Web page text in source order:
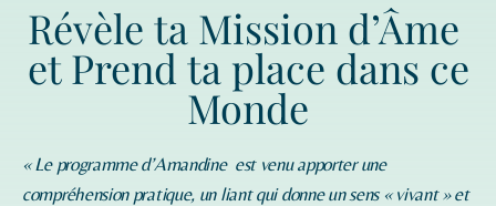
Révèle ta Mission d’Âme
et Prend ta place dans ce
Monde
« Le programme d’Amandineest venu apporter une
compréhension pratique, un liant qui donne un sens « vivant » et